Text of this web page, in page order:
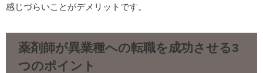
感じづらいことがデメリットです。
薬剤師が異業種への転職を成功させる3
つのポイント